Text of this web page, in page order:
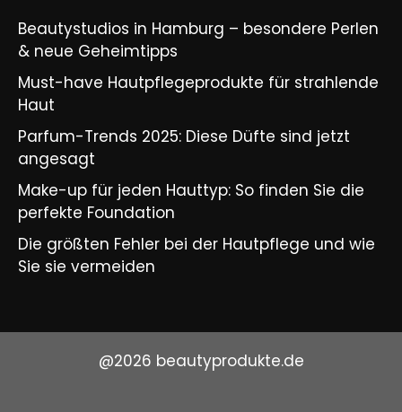
Beautystudios in Hamburg – besondere Perlen
& neue Geheimtipps
Must-have Hautpflegeprodukte für strahlende
Haut
Parfum-Trends 2025: Diese Düfte sind jetzt
angesagt
Make-up für jeden Hauttyp: So finden Sie die
perfekte Foundation
Die größten Fehler bei der Hautpflege und wie
Sie sie vermeiden
@2026 beautyprodukte.de